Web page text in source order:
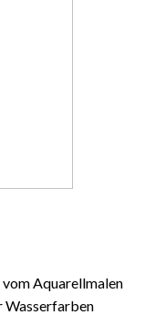
Aquarellmalen
Wasserfarben